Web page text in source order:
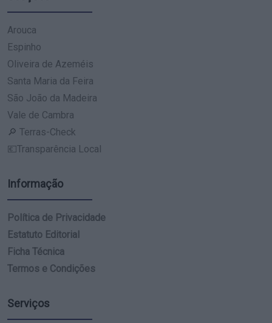
Arouca
Espinho
Oliveira de Azeméis
Santa Maria da Feira
São João da Madeira
Vale de Cambra
🔎 Terras-Check
💶Transparência Local
Informação
Política de Privacidade
Estatuto Editorial
Ficha Técnica
Termos e Condições
Serviços